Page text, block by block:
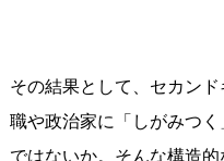
その結果として、セカン
職や政治家に「しがみつ
ではないか。そんな構造的